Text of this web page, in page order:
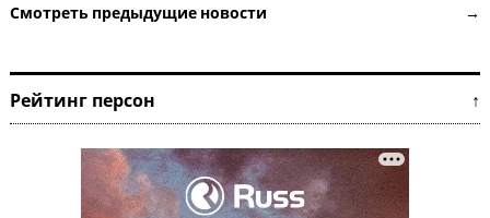
Смотреть предыдущие новости →
Рейтинг персон ↑